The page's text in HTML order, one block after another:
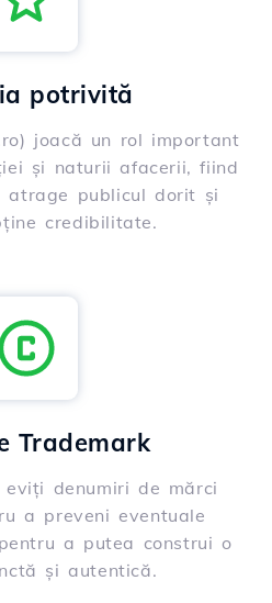
potrivită
joacă un rol important
și naturii afacerii, fiind
atrage publicul dorit și
credibilitate.
Trademark
denumiri de mărci
a preveni eventuale
a putea construi o
și autentică.